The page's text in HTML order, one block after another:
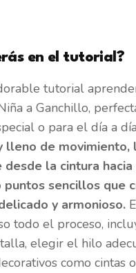
en el tutorial?
tutorial
a Ganchillo,
o para el día a
lleno de movimiento,
desde la cintura hacia
puntos sencillos que
y armonioso.
todo el proceso,
elegir el hilo
como cintas